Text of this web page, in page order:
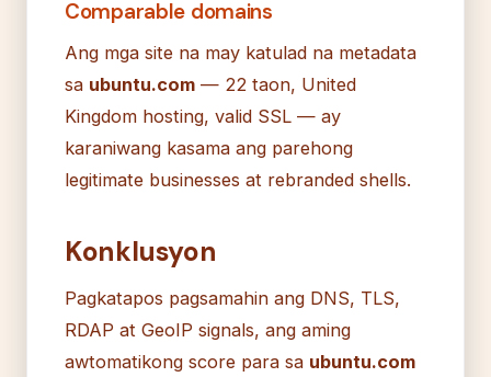
Comparable domains
Ang mga site na may katulad na metadata
sa ubuntu.com — 22 taon, United
Kingdom hosting, valid SSL — ay
karaniwang kasama ang parehong
legitimate businesses at rebranded shells.
Konklusyon
Pagkatapos pagsamahin ang DNS, TLS,
RDAP at GeoIP signals, ang aming
awtomatikong score para sa ubuntu.com